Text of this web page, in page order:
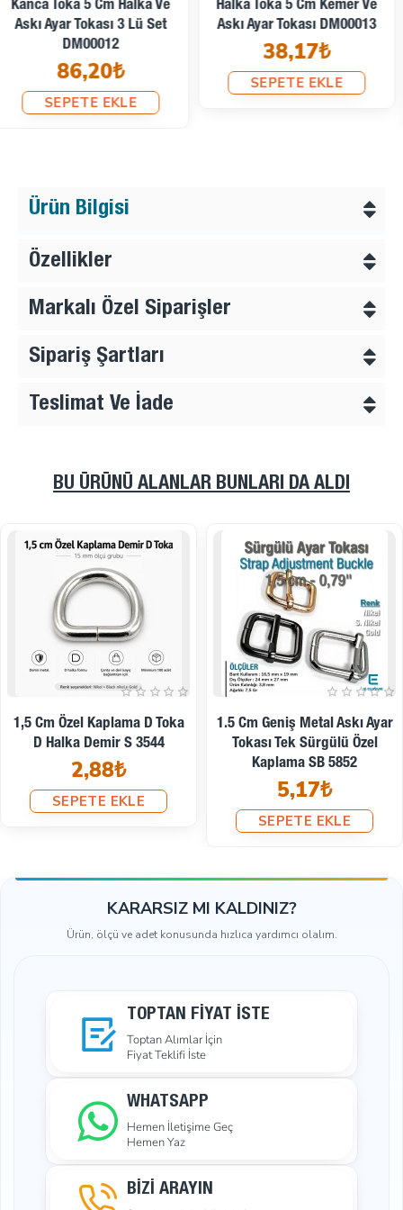
Büyük Boy Kanca Toka 5 Cm
Berber Penuar Kancası
DM00015
40,63₺
SEPETE EKLE
2 Cm Özel Kaplama D Toka -
D Halka Demir SB 7157
4,32₺
SEPETE EKLE
Ürün Bilgisi
Özellikler
Markalı Özel Siparişler
Sipariş Şartları
Teslimat Ve İade
BU ÜRÜNÜ ALANLAR BUNLARI DA ALDI
1.5 Cm Kare Toka - Çerçeve
Toka Özel Metal Kaplama SB
8799
4,07₺
1.5 Cm Özel Kaplama D Toka
- D Halka Zamak SB 9475
12,67₺
SEPETE EKLE
KARARSIZ MI KALDINIZ?
Ürün, ölçü ve adet konusunda hızlıca yardımcı olalım.
TOPTAN FIYAT İSTE
Toptan Alımlar İçin
Fiyat Teklifi İste
WHATSAPP
Hemen İletişime Geç
Hemen Yaz
BİZİ ARAYIN